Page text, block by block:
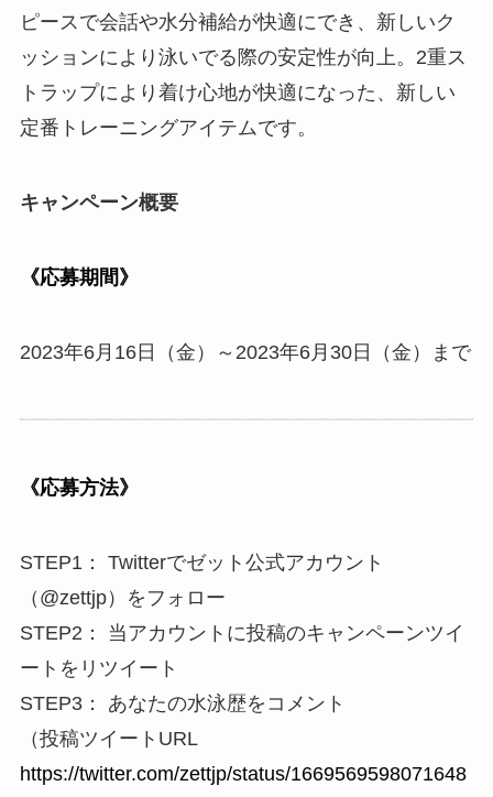
ピースで会話や水分補給が快適にでき、新しいク
ッションにより泳いでる際の安定性が向上。2重ス
トラップにより着け心地が快適になった、新しい
定番トレーニングアイテムです。
キャンペーン概要
《応募期間》
2023年6月16日（金）～2023年6月30日（金）まで
《応募方法》
STEP1： Twitterでゼット公式アカウント
（@zettjp）をフォロー
STEP2： 当アカウントに投稿のキャンペーンツイ
ートをリツイート
STEP3： あなたの水泳歴をコメント
（投稿ツイートURL
https://twitter.com/zettjp/status/1669569598071648